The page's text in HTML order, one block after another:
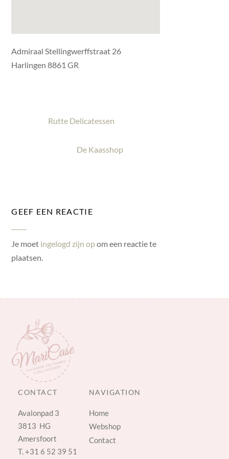
Admiraal Stellingwerffstraat 26
Harlingen 8861 GR
Rutte Delicatessen
De Kaasshop
GEEF EEN REACTIE
Je moet ingelogd zijn opom een reactie te
plaatsen.
CONTACT
Avalonpad 3
3813 HG
Amersfoort
T.+31 6 52 39 51
NAVIGATION
Home
Webshop
Contact